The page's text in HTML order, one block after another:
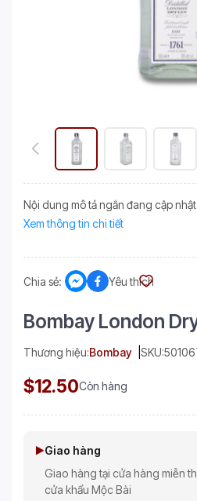
Nội dung mô tả ngắn đang cập nhật
Xem thông tin chi tiết
Chia sẻ: Yêu thích
Bombay London
Thương hiệu:Bombay SKU:
$12.50Còn hàng
Giao hàng
Giao hàng tại cửa hàng miễn
cửa khẩu Mộc Bài